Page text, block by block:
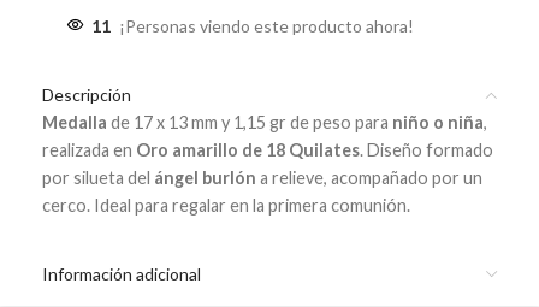
11 ¡Personas viendo este producto ahora!
Descripción
Medalla de 17 x 13 mm y 1,15 gr de peso para niño o niña,
realizada en Oro amarillo de 18 Quilates. Diseño formado
por silueta del ángel burlón a relieve, acompañado por un
cerco. Ideal para regalar en la primera comunión.
Información adicional